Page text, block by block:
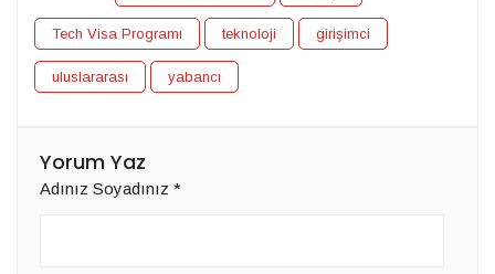
Tech Visa Programı teknoloji girişimci
uluslararası yabancı
Yorum Yaz
Adınız Soyadınız *